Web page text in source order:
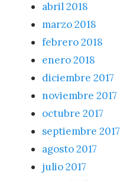
abril 2018
marzo 2018
febrero 2018
enero 2018
diciembre 2017
noviembre 2017
octubre 2017
septiembre 2017
agosto 2017
julio 2017